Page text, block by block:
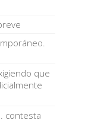
que
contesta